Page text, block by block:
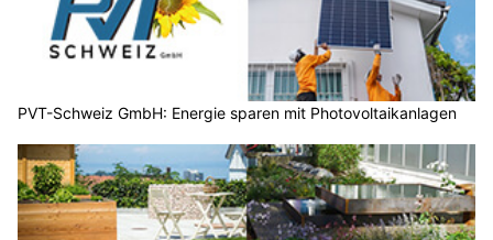
PVT-Schweiz GmbH: Energie sparen mit Photovoltaikanlagen